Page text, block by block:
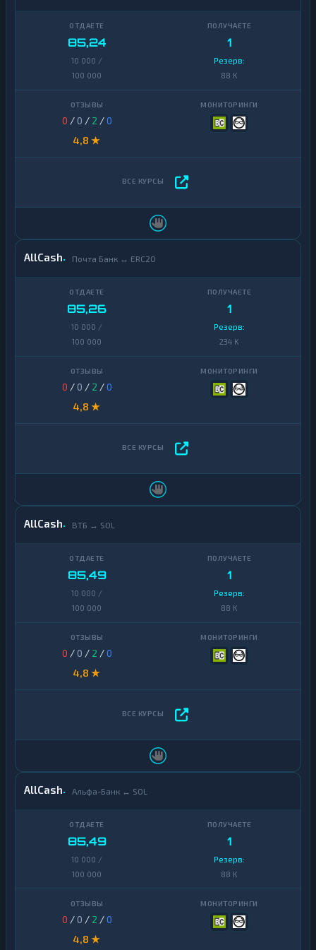
85,24
10 000 /
100 000
1
Резерв:
88 K
0 / 0 / 2 /0
4,8 ★
AllCash Почта Банк ↔ ERC20
85,26
10 000 /
100 000
1
Резерв:
234 K
0 / 0 / 2 /0
4,8 ★
AllCash ВТБ ↔ SOL
85,49
10 000 /
100 000
1
Резерв:
88 K
0 / 0 / 2 /0
4,8 ★
AllCash Альфа-Банк ↔ SOL
85,49
10 000 /
100 000
1
Резерв:
88 K
0 / 0 / 2 /0
4,8 ★